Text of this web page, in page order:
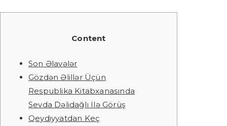
Content
Son Əlavələr
Gözdən Əlillər Üçün
Respublika Kitabxanasında
Sevda Dəlidağlı Ilə Görüş
Qeydiyyatdan Keç